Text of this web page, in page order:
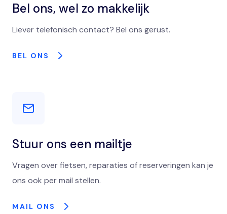
Bel ons, wel zo makkelijk
Liever telefonisch contact? Bel ons gerust.
BEL ONS
Stuur ons een mailtje
Vragen over fietsen, reparaties of reserveringen kan je
ons ook per mail stellen.
MAIL ONS